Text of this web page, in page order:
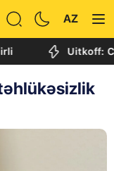
AZ
Uitkoff: